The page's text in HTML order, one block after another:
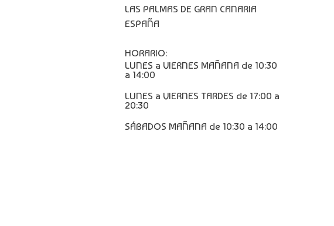
LAS PALMAS DE GRAN CANARIA
ESPAÑA
HORARIO:
LUNES a VIERNES MAÑANA de 10:30
a 14:00
LUNES a VIERNES TARDES de 17:00 a
20:30
SÁBADOS MAÑANA de 10:30 a 14:00